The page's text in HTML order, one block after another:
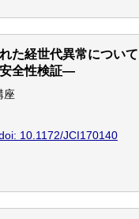
た経世代異常について
全性検証―
座
10.1172/JCI170140